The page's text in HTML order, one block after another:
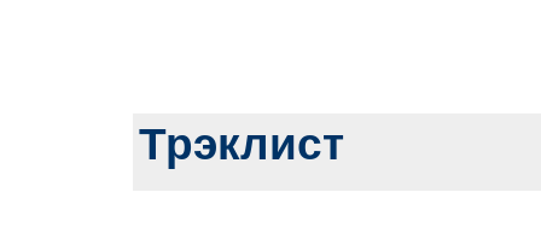
Трэклист